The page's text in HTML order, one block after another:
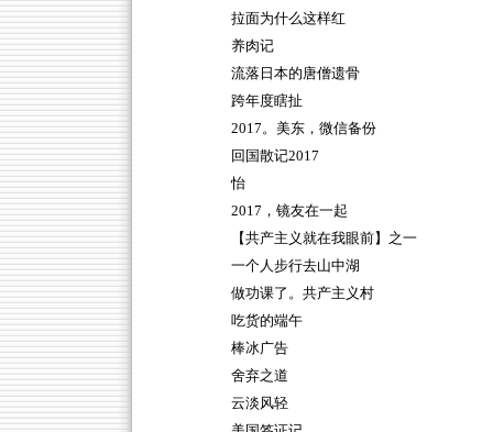
拉面为什么这样红
养肉记
流落日本的唐僧遗骨
跨年度瞎扯
2017。美东，微信备份
回国散记2017
怡
2017，镜友在一起
【共产主义就在我眼前】之一
一个人步行去山中湖
做功课了。共产主义村
吃货的端午
棒冰广告
舍弃之道
云淡风轻